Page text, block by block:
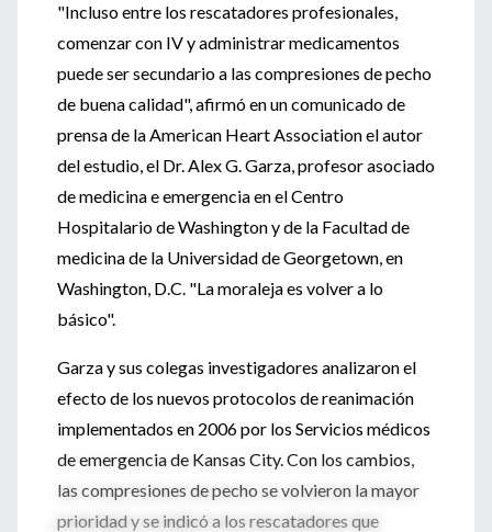
"Incluso entre los rescatadores profesionales,
comenzar con IV y administrar medicamentos
puede ser secundario a las compresiones de pecho
de buena calidad", afirmó en un comunicado de
prensa de la American Heart Association el autor
del estudio, el Dr. Alex G. Garza, profesor asociado
de medicina e emergencia en el Centro
Hospitalario de Washington y de la Facultad de
medicina de la Universidad de Georgetown, en
Washington, D.C. "La moraleja es volver a lo
básico".
Garza y sus colegas investigadores analizaron el
efecto de los nuevos protocolos de reanimación
implementados en 2006 por los Servicios médicos
de emergencia de Kansas City. Con los cambios,
las compresiones de pecho se volvieron la mayor
prioridad y se indicó a los rescatadores que